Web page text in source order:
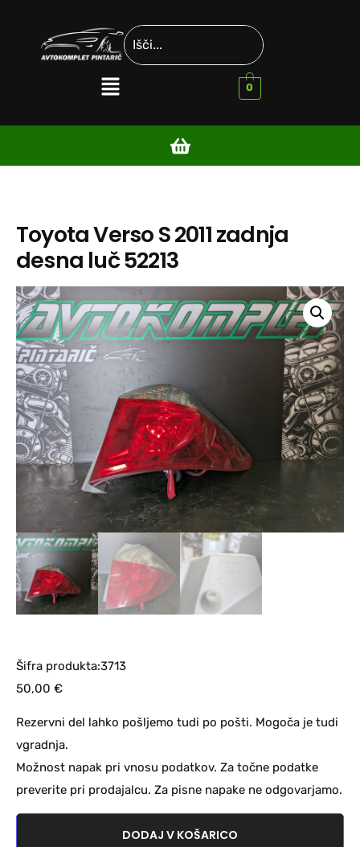
0
Toyota Verso S 2011 zadnja
desna luč 52213
Šifra produkta:3713
50,00 €
Rezervni del lahko pošljemo tudi po pošti. Mogoča je tudi
vgradnja.
Možnost napak pri vnosu podatkov. Za točne podatke
preverite pri prodajalcu. Za pisne napake ne odgovarjamo.
DODAJ V KOŠARICO